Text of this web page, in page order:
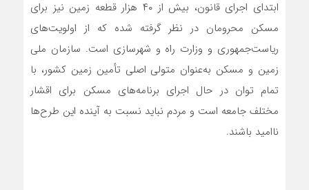
ابتدای اجرای قانون، بیش از ۴۰ هزار قطعه زمین نیز برای
مسکن محرومان در نظر گرفته شده که از اولویت‌های
ریاست‌جمهوری و وزارت راه و شهرسازی است. سازمان ملی
زمین و مسکن به‌عنوان متولی اصلی تأمین زمین کشور، با
تمام توان در حال اجرای برنامه‌های مسکن برای اقشار
مختلف جامعه است و مردم نباید نسبت به آینده این طرح‌ها
ناامید باشند.